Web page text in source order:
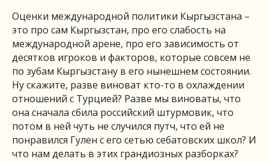
Оценки международной политики Кыргызстана –
это про сам Кыргызстан, про его слабость на
международной арене, про его зависимость от
десятков игроков и факторов, которые совсем не
по зубам Кыргызстану в его нынешнем состоянии.
Ну скажите, разве виноват кто-то в охлаждении
отношений с Турцией? Разве мы виноваты, что
она сначала сбила российский штурмовик, что
потом в ней чуть не случился путч, что ей не
понравился Гулен с его сетью себатовских школ? И
что нам делать в этих грандиозных разборках?